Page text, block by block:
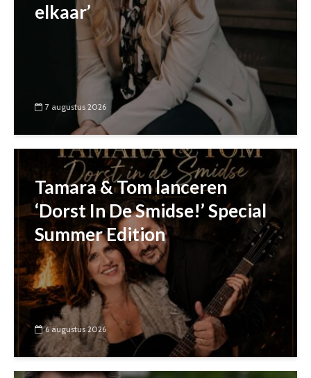
elkaar’
7 augustus 2026
Tamara & Tom lanceren
‘Dorst In De Smidse!’ Special
Summer Edition
6 augustus 2026